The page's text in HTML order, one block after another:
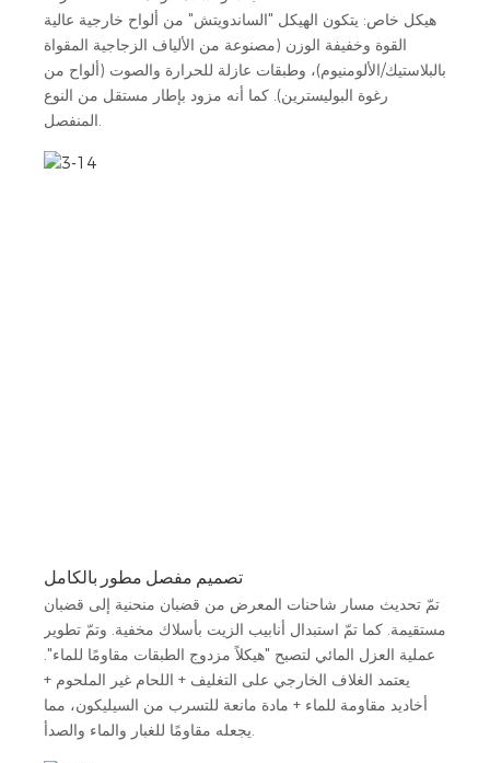
هيكل خاص: يتكون الهيكل "الساندويتش" من ألواح خارجية عالية
القوة وخفيفة الوزن (مصنوعة من الألياف الزجاجية المقواة
بالبلاستيك/الألومنيوم)، وطبقات عازلة للحرارة والصوت (ألواح من
رغوة البوليسترين). كما أنه مزود بإطار مستقل من النوع
المنفصل.
تصميم مفصل مطور بالكامل
تمّ تحديث مسار شاحنات المعرض من قضبان منحنية إلى قضبان
مستقيمة. كما تمّ استبدال أنابيب الزيت بأسلاك مخفية. وتمّ تطوير
عملية العزل المائي لتصبح "هيكلاً مزدوج الطبقات مقاومًا للماء".
يعتمد الغلاف الخارجي على التغليف + اللحام غير الملحوم +
أخاديد مقاومة للماء + مادة مانعة للتسرب من السيليكون، مما
يجعله مقاومًا للغبار والماء والصدأ.